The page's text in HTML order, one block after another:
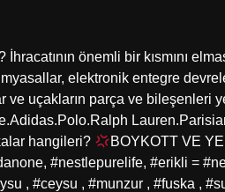
İhracatının önemli bir kısmını
elektronik entegre
ve uçakların parça ve bileşenleri
hangileri?
BOYKOTT VE
#nestlepurelife, #erikli =
, #ceysu , #munzur , #fuska ,